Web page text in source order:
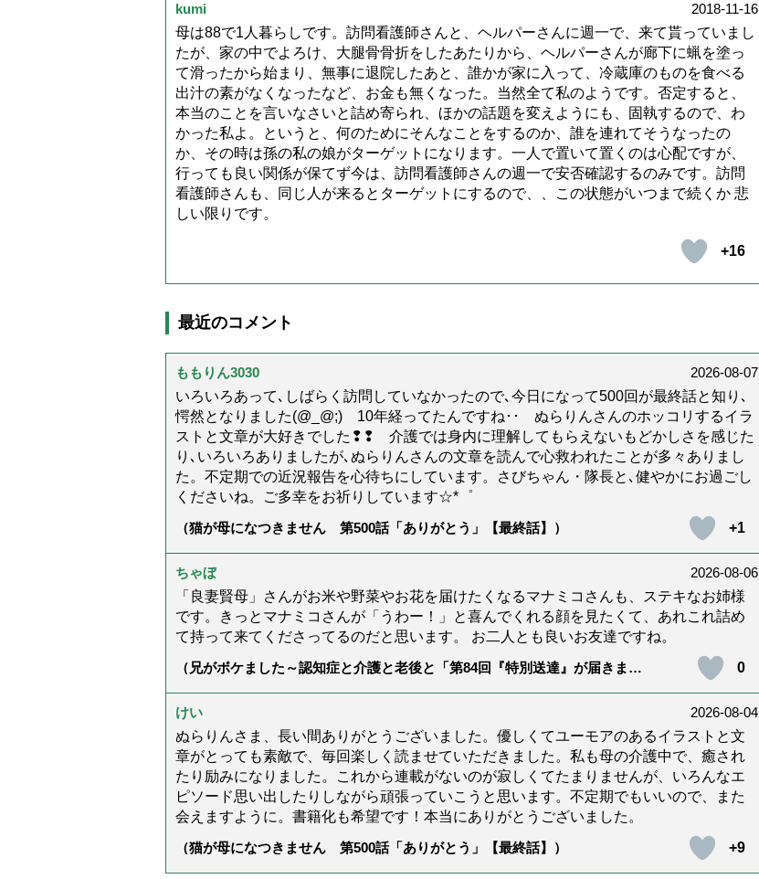
kumi
2018-11-16
母は88で1人暮らしです。訪問看護師さんと、ヘルパーさんに週一で、来て貰っていまし
たが、家の中でよろけ、大腿骨骨折をしたあたりから、ヘルパーさんが廊下に蝋を塗っ
て滑ったから始まり、無事に退院したあと、誰かが家に入って、冷蔵庫のものを食べる
出汁の素がなくなったなど、お金も無くなった。当然全て私のようです。否定すると、
本当のことを言いなさいと詰め寄られ、ほかの話題を変えようにも、固執するので、わ
かった私よ。というと、何のためにそんなことをするのか、誰を連れてそうなったの
か、その時は孫の私の娘がターゲットになります。一人で置いて置くのは心配ですが、
行っても良い関係が保てず今は、訪問看護師さんの週一で安否確認するのみです。訪問
看護師さんも、同じ人が来るとターゲットにするので、、この状態がいつまで続くか 悲
しい限りです。
+16
最近のコメント
ももりん3030
2026-08-07
いろいろあって､しばらく訪問していなかったので､今日になって500回が最終話と知り､
愕然となりました(@_@;) 10年経ってたんですね･･ ぬらりんさんのホッコリするイラ
ストと文章が大好きでした❢❢ 介護では身内に理解してもらえないもどかしさを感じた
り､いろいろありましたが､ぬらりんさんの文章を読んで心救われたことが多々ありまし
た。不定期での近況報告を心待ちにしています。さびちゃん・隊長と､健やかにお過ごし
くださいね。ご多幸をお祈りしています☆*゜
（猫が母になつきません 第500話「ありがとう」【最終話】）
+1
ちゃぼ
2026-08-06
「良妻賢母」さんがお米や野菜やお花を届けたくなるマナミコさんも、ステキなお姉様
です。きっとマナミコさんが「うわー！」と喜んでくれる顔を見たくて、あれこれ詰め
て持って来てくださってるのだと思います。 お二人とも良いお友達ですね。
（兄がボケました～認知症と介護と老後と「第84回『特別送達』が届きまし
0
けい
2026-08-04
ぬらりんさま、長い間ありがとうございました。優しくてユーモアのあるイラストと文
章がとっても素敵で、毎回楽しく読ませていただきました。私も母の介護中で、癒され
たり励みになりました。これから連載がないのが寂しくてたまりませんが、いろんなエ
ピソード思い出したりしながら頑張っていこうと思います。不定期でもいいので、また
会えますように。書籍化も希望です！本当にありがとうございました。
（猫が母になつきません 第500話「ありがとう」【最終話】）
+9